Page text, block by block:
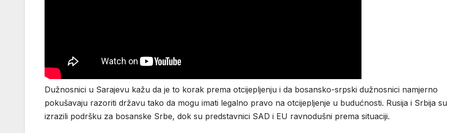
Dužnosnici u Sarajevu kažu da je to korak prema otcijepljenju i da bosansko-srpski dužnosnici namjerno
pokušavaju razoriti državu tako da mogu imati legalno pravo na otcijepljenje u budućnosti. Rusija i Srbija su
izrazili podršku za bosanske Srbe, dok su predstavnici SAD i EU ravnodušni prema situaciji.